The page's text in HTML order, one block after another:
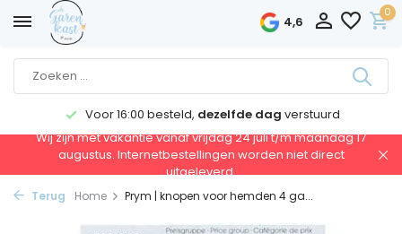
4,6
0
Voor 16:00 besteld, dezelfde dag verstuurd
Wij zijn met vakantie vanaf vrijdag 24 juli t/m maandag 17
augustus. Internetbestellingen worden niet direct
uitgeleverd.
Terug Home Prym | knopen voor hemden 4 ga...